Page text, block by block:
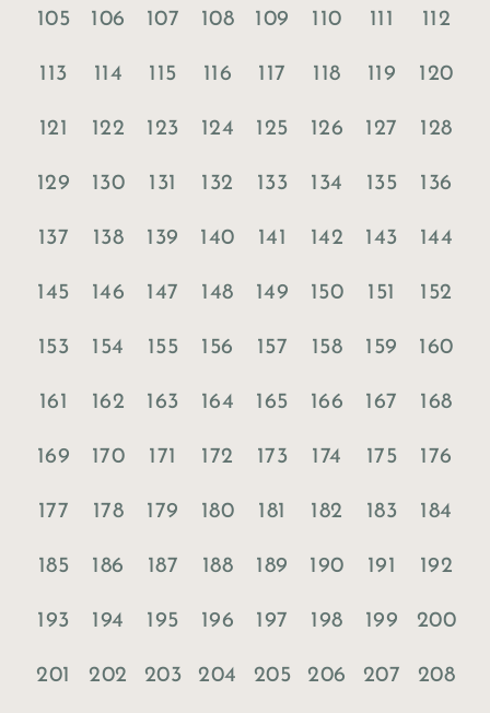
105 106 107 108 109 110 111 112
113 114 115 116 117 118 119 120
121 122 123 124 125 126 127 128
129 130 131 132 133 134 135 136
137 138 139 140 141 142 143 144
145 146 147 148 149 150 151 152
153 154 155 156 157 158 159 160
161 162 163 164 165 166 167 168
169 170 171 172 173 174 175 176
177 178 179 180 181 182 183 184
185 186 187 188 189 190 191 192
193 194 195 196 197 198 199 200
201 202 203 204 205 206 207 208